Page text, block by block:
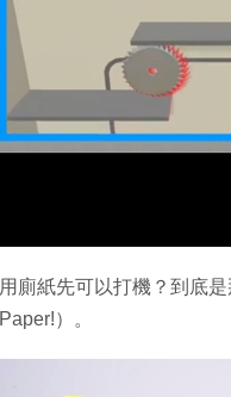
用廁紙先可以打機？到底
Paper!）。